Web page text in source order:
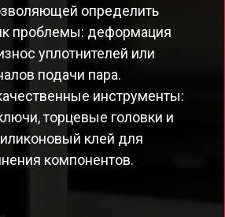
определить
проблемы: деформация
уплотнителей или
подачи пара.
инструменты:
торцевые головки и
клей для
компонентов.